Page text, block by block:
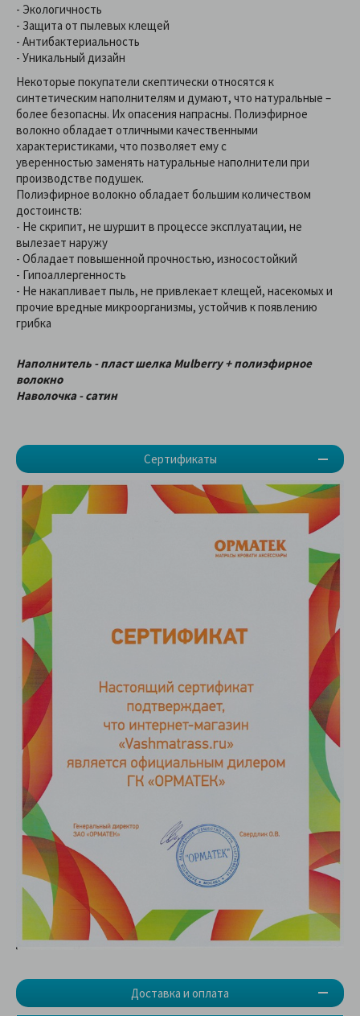
Сертификаты
Доставка и оплата
- Экологичность
- Защита от пылевых клещей
- Антибактериальность
- Уникальный дизайн
Некоторые покупатели скептически относятся к
синтетическим наполнителям и думают, что натуральные –
более безопасны. Их опасения напрасны. Полиэфирное
волокно обладает отличными качественными
характеристиками, что позволяет ему с
уверенностью заменять натуральные наполнители при
производстве подушек.
Полиэфирное волокно обладает большим количеством
достоинств:
- Не скрипит, не шуршит в процессе эксплуатации, не
вылезает наружу
- Обладает повышенной прочностью, износостойкий
- Гипоаллергенность
- Не накапливает пыль, не привлекает клещей, насекомых и
прочие вредные микроорганизмы, устойчив к появлению
грибка
Наполнитель - пласт шелка Mulberry + полиэфирное
волокно
Наволочка - сатин